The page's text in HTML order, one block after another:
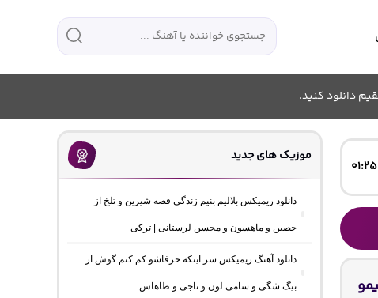
دانلود کنید.
موزیک های جدید
دانلود ریمیکس بلالیم بنیم زندگی قصه شیرین و تلخ از
حصین و ماهسون و محسن لرستانی | ترکی
دانلود آهنگ ریمیکس سر اینکه حرفاشو کم کنم گوش از
بیگ شگی و سامی لون و ناجی و طاهاس